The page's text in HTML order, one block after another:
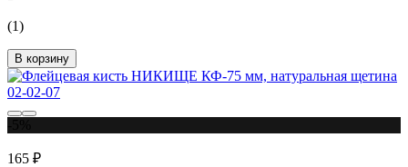
(1)
В корзину
165 ₽